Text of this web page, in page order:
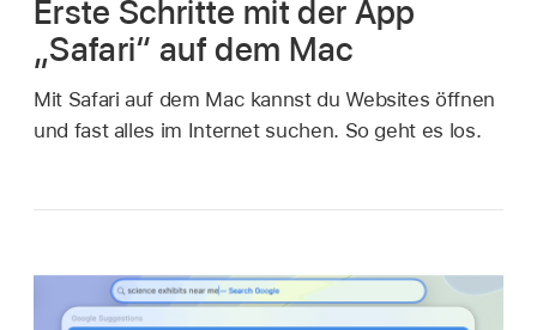
Erste Schritte mit der App
„Safari“ auf dem Mac
Mit Safari auf dem Mac kannst du Websites öffnen
und fast alles im Internet suchen. So geht es los.